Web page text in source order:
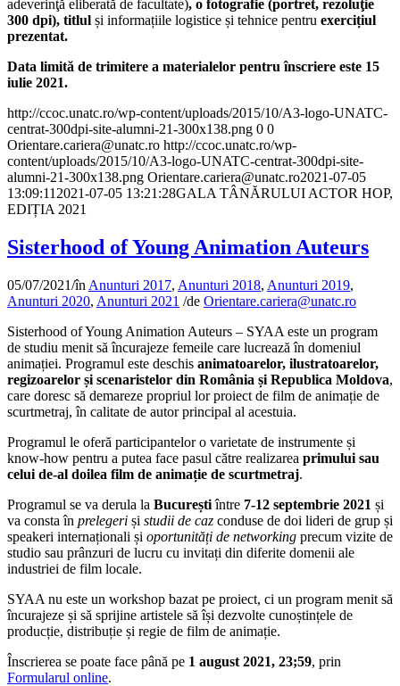
adeverinţă eliberată de facultate), o fotografie (portret, rezoluţie
300 dpi), titlul și informațiile logistice și tehnice pentru exercițiul
prezentat.
Data limită de trimitere a materialelor pentru înscriere este 15
iulie 2021.
http://ccoc.unatc.ro/wp-content/uploads/2015/10/A3-logo-UNATC-
centrat-300dpi-site-alumni-21-300x138.png 0 0
Orientare.cariera@unatc.ro http://ccoc.unatc.ro/wp-
content/uploads/2015/10/A3-logo-UNATC-centrat-300dpi-site-
alumni-21-300x138.png Orientare.cariera@unatc.ro2021-07-05
13:09:11 2021-07-05 13:21:28GALA TÂNĂRULUI ACTOR HOP,
EDIȚIA 2021
Sisterhood of Young Animation Auteurs
05/07/2021/în Anunturi 2017, Anunturi 2018, Anunturi 2019,
Anunturi 2020, Anunturi 2021 /de Orientare.cariera@unatc.ro
Sisterhood of Young Animation Auteurs – SYAA este un program
de studiu menit să încurajeze femeile care lucrează în domeniul
animației. Programul este deschis animatoarelor, ilustratoarelor,
regizoarelor și scenaristelor din România și Republica Moldova,
care doresc să demareze propriul lor proiect de film de animație de
scurtmetraj, în calitate de autor principal al acestuia.
Programul le oferă participantelor o varietate de instrumente și
know-how pentru a putea face pasul către realizarea primului sau
celui de-al doilea film de animație de scurtmetraj.
Programul se va derula la Bucureștiîntre 7-12 septembrie 2021 și
va consta în prelegeri și studii de caz conduse de doi lideri de grup și
speakeri internaționali și oportunități de networking precum vizite de
studio sau prânzuri de lucru cu invitați din diferite domenii ale
industriei de film locale.
SYAA nu este un workshop bazat pe proiect, ci un program menit să
încurajeze și să sprijine artistele să își dezvolte cunoștințele de
producție, distribuție și regie de film de animație.
Înscrierea se poate face până pe 1 august 2021, 23;59, prin
Formularul online.